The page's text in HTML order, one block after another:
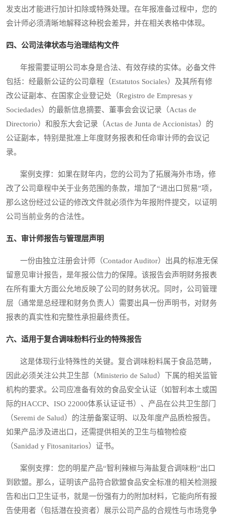
发支出才能进行加计扣除或特殊处理。在年报准备过程中，您的
会计师必须清晰地解释这种税会差异，并在相关表格中体现。
四、公司法律状态与治理结构文件
年报需要证明公司本身是合法、有效存续的实体。必备文件
包括：经最新公证的公司章程（Estatutos Sociales）及其所有修
改公证副本、在国家企业登记处（Registro de Empresas y
Sociedades）的最新信息摘要、董事会会议记录（Actas de
Directorio）和股东大会记录（Actas de Junta de Accionistas）的
公证副本，特别是批准上年度财务报表和任命审计师的会议记
录。
案例支撑：如果在财年内，您的公司为了拓展海外市场，修
改了公司章程中关于业务范围的条款，增加了“进出口贸易”项，
那么这份经过公证的修改文件就必须作为年报附件提交，以证明
公司当前业务的合法性。
五、审计师报告与管理层声明
一份由独立注册会计师（Contador Auditor）出具的标准无保
留意见审计报告，是年报公信力的保障。该报告会声明财务报表
在所有重大方面公允地反映了公司的财务状况。同时，公司管理
层（通常是总经理和财务负责人）需要出具一份声明书，对财务
报表的真实性和完整性承担最终责任。
六、适用于复合调味粉料行业的特殊报告
这是体现行业特殊性的关键。复合调味粉料属于食品范畴，
因此必须关注公共卫生部（Ministerio de Salud）下属的相关监管
机构的要求。公司应准备有效的食品安全认证（如智利本土或国
际的HACCP、ISO 22000体系认证证书）、产品在公共卫生部门
（Seremi de Salud）的注册备案证明、以及年度产品质检报告。
如果产品涉及进出口，还需提供相关的卫生与植物检疫
（Sanidad y Fitosanitarios）证书。
案例支撑：您的明星产品“智利辣椒与海盐复合调味粉”出口
到欧盟。那么，证明该产品符合欧盟食品安全标准的相关检测报
告和出口卫生证书，就是一份强有力的附加材料，它能向所有报
告使用者（包括潜在投资者）展示公司产品的合规性与市场竞争